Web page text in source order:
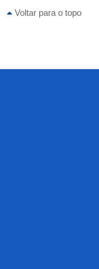
Voltar para o topo